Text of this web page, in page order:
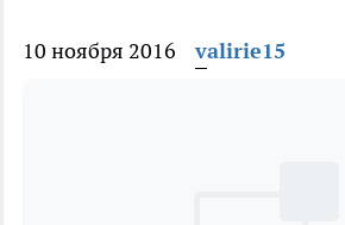
10 ноября 2016 valirie15